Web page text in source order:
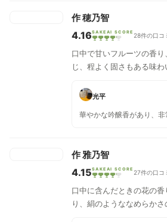
作 穂乃智
4.16SAKEAI SCORE 28件の口コ
口中で甘いフルーツの香
じ、程よく固さもある味わ
光平
華やかな吟醸香があり、非
作 雅乃智
4.15SAKEAI SCORE 27件の口コ
口中に含んだときの花の
り、絹のようななめらかさ